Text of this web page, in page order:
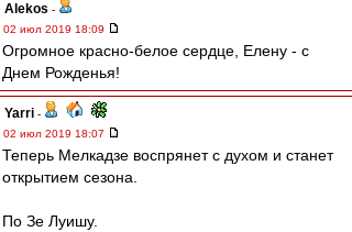
Alekos -
02 июл 2019 18:09
Огромное красно-белое сердце, Елену - с
Днем Рожденья!
Yarri -
02 июл 2019 18:07
Теперь Мелкадзе воспрянет с духом и станет
открытием сезона.
По Зе Луишу.